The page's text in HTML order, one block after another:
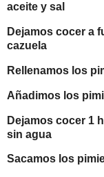
aceite y sal
Dejamos cocer a
cazuela
Rellenamos los
Añadimos los
Dejamos cocer 1
sin agua
Sacamos los